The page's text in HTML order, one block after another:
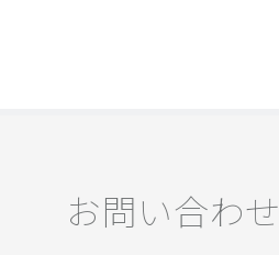
お問い合わせ